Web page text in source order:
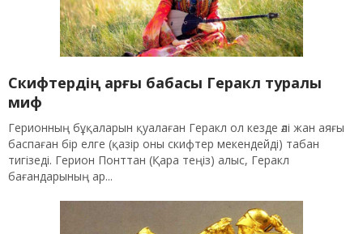
Скифтердің арғы бабасы Геракл туралы
миф
Герионның бұқаларын қуалаған Геракл ол кезде әлі жан аяғы
баспаған бір елге (қазір оны скифтер мекендейді) табан
тигізеді. Герион Понттан (Қара теңіз) алыс, Геракл
бағандарының ар...